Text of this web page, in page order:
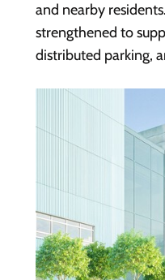
and nearby
strengthened to
distributed parking,